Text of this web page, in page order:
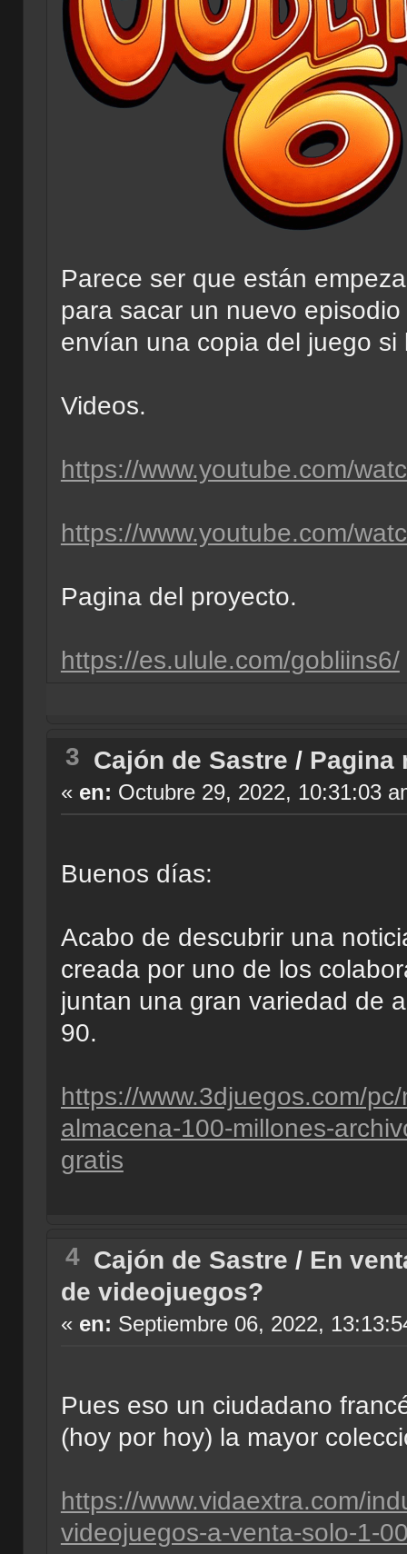
Parece ser que están
para sacar un nuevo
envían una copia del juego si
Videos.
https://www.youtube.com/
https://www.youtube.com/
Pagina del proyecto.
https://es.ulule.com/gobliins6/
3 Cajón de Sastre / Pagina
« en: Octubre 29, 2022, 10:31:03
Buenos días:
Acabo de descubrir una
creada por uno de los
juntan una gran variedad de
90.
https://www.3djuegos.com/
almacena-100-millones-
gratis
4 Cajón de Sastre / En
de videojuegos?
« en: Septiembre 06, 2022,
Pues eso un ciudadano
(hoy por hoy) la mayor
https://www.vidaextra.com/
videojuegos-a-venta-solo-1-